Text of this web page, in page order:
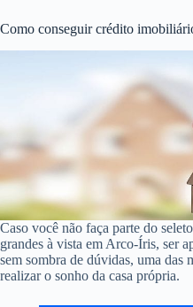
Como conseguir crédito
Caso você não faça parte do
grandes à vista em Arco-Íris, ser
sem sombra de dúvidas, uma das
realizar o sonho da casa própria.